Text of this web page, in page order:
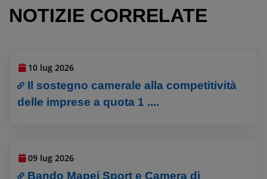
NOTIZIE CORRELATE
10 lug 2026
Il sostegno camerale alla competitività
delle imprese a quota 1 ....
09 lug 2026
Bando Mapei Sport e Camera di